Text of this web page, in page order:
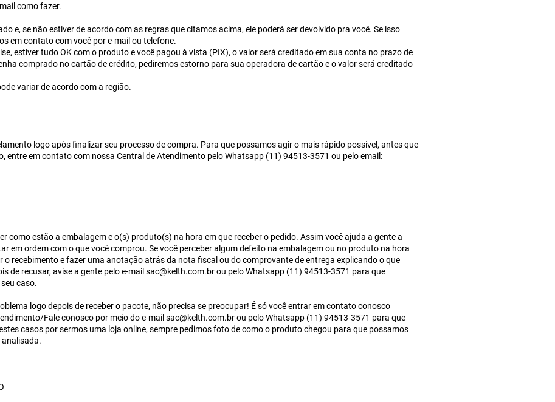
como fazer.
e, se não estiver de acordo com as regras que citamos acima, ele poderá ser devolvido pra você. Se isso
em contato com você por e-mail ou telefone.
estiver tudo OK com o produto e você pagou à vista (PIX), o valor será creditado em sua conta no prazo de
comprado no cartão de crédito, pediremos estorno para sua operadora de cartão e o valor será creditado
variar de acordo com a região.
logo após finalizar seu processo de compra. Para que possamos agir o mais rápido possível, antes que
entre em contato com nossa Central de Atendimento pelo Whatsapp (11) 94513-3571 ou pelo email:
como estão a embalagem e o(s) produto(s) na hora em que receber o pedido. Assim você ajuda a gente a
em ordem com o que você comprou. Se você perceber algum defeito na embalagem ou no produto na hora
o recebimento e fazer uma anotação atrás da nota fiscal ou do comprovante de entrega explicando o que
de recusar, avise a gente pelo e-mail sac@kelth.com.brou pelo Whatsapp (11) 94513-3571 para que
caso.
logo depois de receber o pacote, não precisa se preocupar! É só você entrar em contato conosco
Fale conosco por meio do e-mail sac@kelth.com.brou pelo Whatsapp (11) 94513-3571 para que
casos por sermos uma loja online, sempre pedimos foto de como o produto chegou para que possamos
analisada.